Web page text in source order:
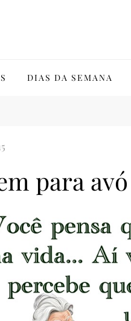
DIAS DA SEMANA
para avó